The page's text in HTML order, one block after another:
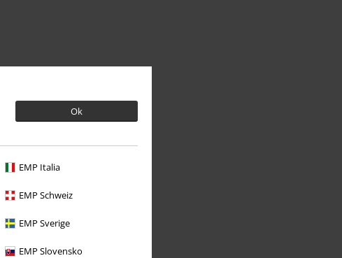
Ok
EMP Italia
EMP Schweiz
EMP Sverige
EMP Slovensko